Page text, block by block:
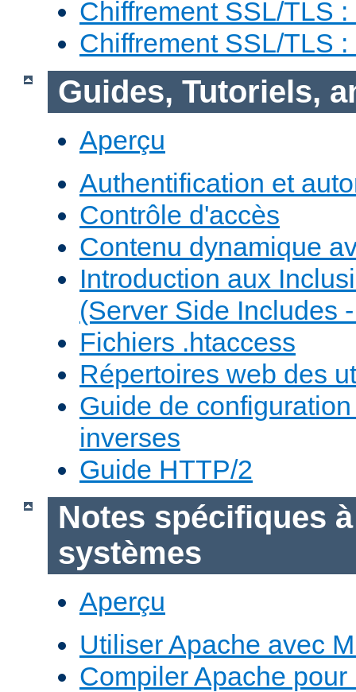
Chiffrement SSL/TLS
Chiffrement SSL/TLS :
Guides, Tutoriels,
Aperçu
Authentification et
Contrôle d'accès
Contenu dynamique
Introduction aux
(Server Side Includes
Fichiers .htaccess
Répertoires web des
Guide de
inverses
Guide HTTP/2
Notes spécifiques
systèmes
Aperçu
Utiliser Apache avec
Compiler Apache